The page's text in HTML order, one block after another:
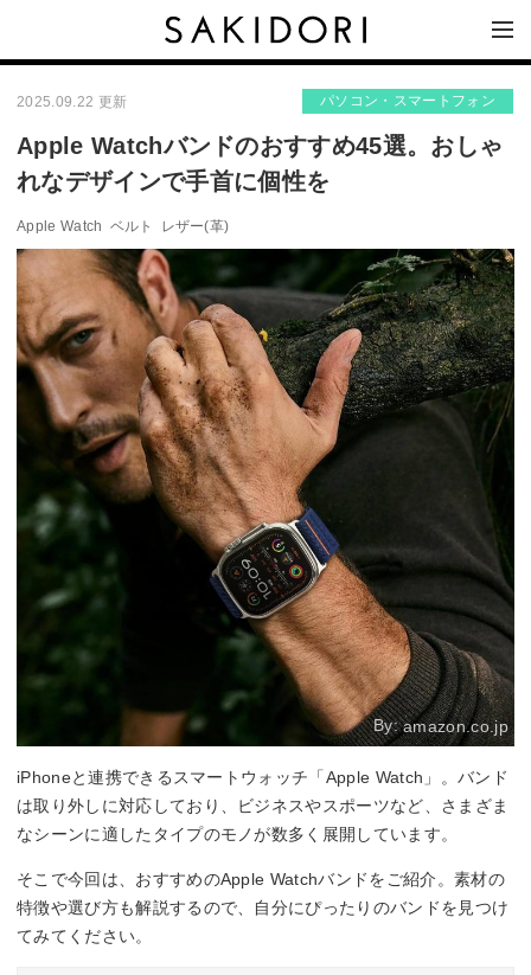
2025.09.22 更新 パソコン・スマートフォン
Apple Watchバンドのおすすめ45選。おしゃ
れなデザインで手首に個性を
Apple Watch ベルト レザー(革)
By:amazon.co.jp
iPhoneと連携できるスマートウォッチ「Apple Watch」。バンド
は取り外しに対応しており、ビジネスやスポーツなど、さまざま
なシーンに適したタイプのモノが数多く展開しています。
そこで今回は、おすすめのApple Watchバンドをご紹介。素材の
特徴や選び方も解説するので、自分にぴったりのバンドを見つけ
てみてください。